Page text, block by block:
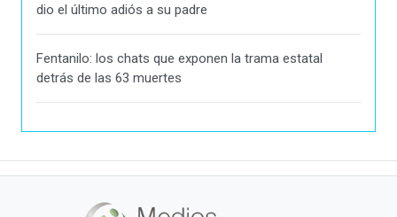
dio el último adiós a su padre
Fentanilo: los chats que exponen la trama estatal
detrás de las 63 muertes